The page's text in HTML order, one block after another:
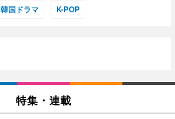
韓国ドラマ K-POP
特集・連載